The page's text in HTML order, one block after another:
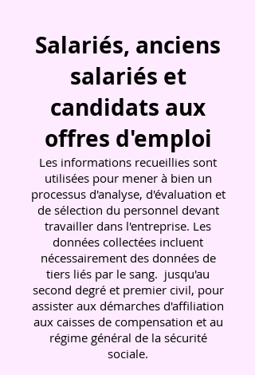
Salariés, anciens
salariés et
candidats aux
offres d'emploi
Les informations recueillies sont
utilisées pour mener à bien un
processus d'analyse, d'évaluation et
de sélection du personnel devant
travailler dans l'entreprise. Les
données collectées incluent
nécessairement des données de
tiers liés par le sang. jusqu'au
second degré et premier civil, pour
assister aux démarches d'affiliation
aux caisses de compensation et au
régime général de la sécurité
sociale.